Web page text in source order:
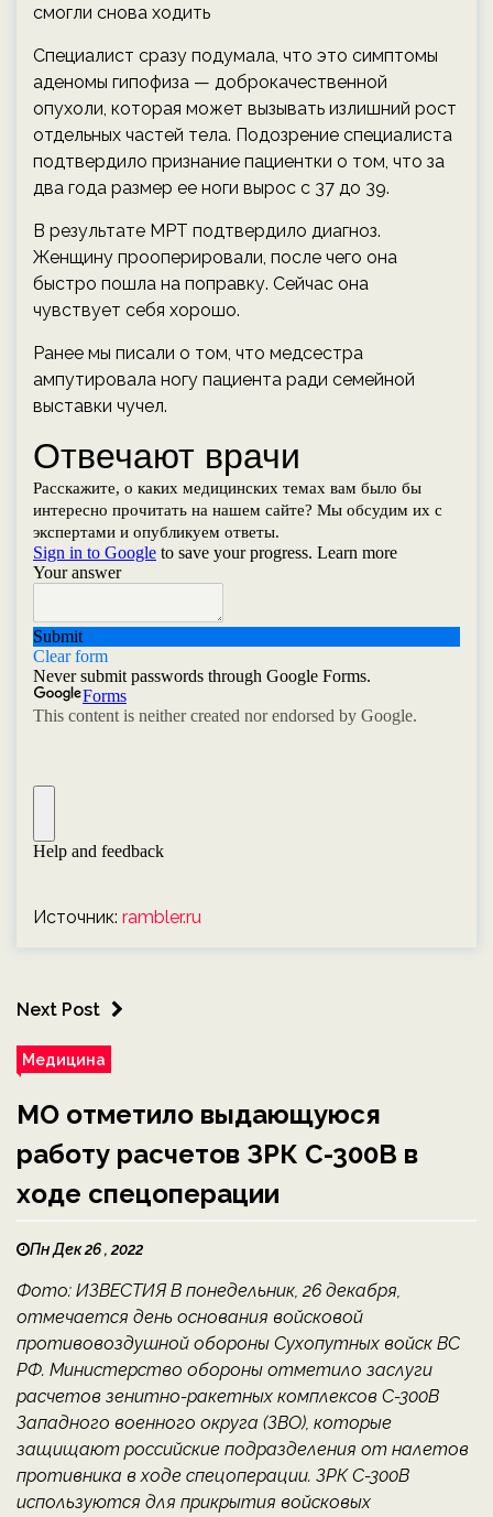
смогли снова ходить
Специалист сразу подумала, что это симптомы
аденомы гипофиза — доброкачественной
опухоли, которая может вызывать излишний рост
отдельных частей тела. Подозрение специалиста
подтвердило признание пациентки о том, что за
два года размер ее ноги вырос с 37 до 39.
В результате МРТ подтвердило диагноз.
Женщину прооперировали, после чего она
быстро пошла на поправку. Сейчас она
чувствует себя хорошо.
Ранее мы писали о том, что медсестра
ампутировала ногу пациента ради семейной
выставки чучел.
Источник: rambler.ru
Next Post
Медицина
МО отметило выдающуюся
работу расчетов ЗРК С-300В в
ходе спецоперации
Пн Дек 26 , 2022
Фото: ИЗВЕСТИЯ В понедельник, 26 декабря,
отмечается день основания войсковой
противовоздушной обороны Сухопутных войск ВС
РФ. Министерство обороны отметило заслуги
расчетов зенитно-ракетных комплексов С-300В
Западного военного округа (ЗВО), которые
защищают российские подразделения от налетов
противника в ходе спецоперации. ЗРК С-300В
используются для прикрытия войсковых